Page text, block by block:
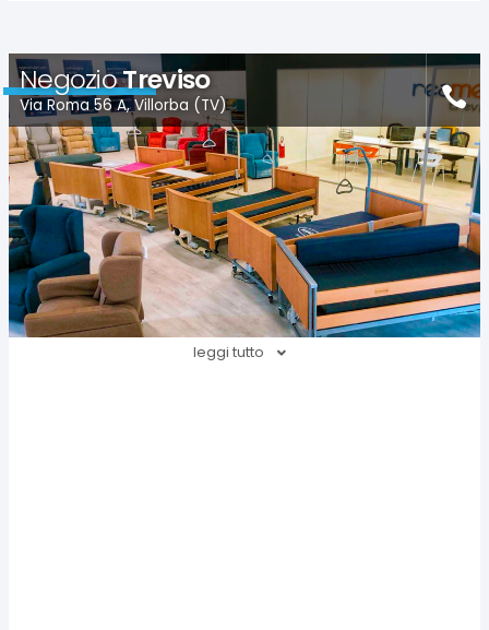
NegozioTreviso
Via Roma 56 A, Villorba (TV)
leggi tutto